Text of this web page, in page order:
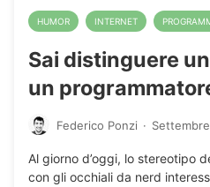
HUMOR INTERNET
Sai distinguere
un
Federico Ponzi ·
Al giorno d’oggi, lo stereotipo
con gli occhiali da nerd